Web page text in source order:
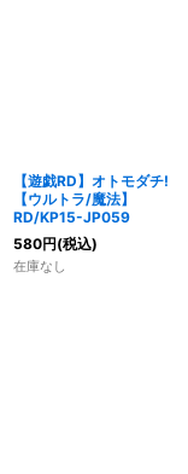
【遊戯RD】オトモダチ!
【ウルトラ/魔法】
RD/KP15-JP059
580円(税込)
在庫なし